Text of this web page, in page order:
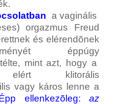
a vaginális
orgazmus Freud
és elérendõnek
éppúgy
mint azt, hogy a
elért klitorális
vagy káros lenne a
ellenkezõleg:
az